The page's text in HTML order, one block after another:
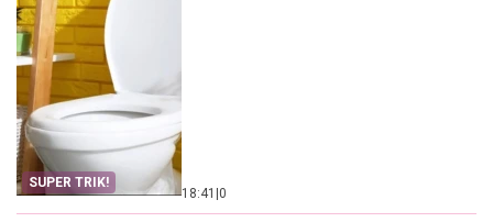
SUPER TRIK!
18:41 0